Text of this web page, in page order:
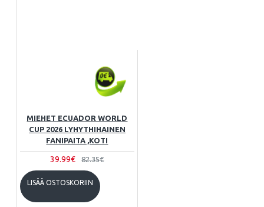
MIEHET ECUADOR WORLD
CUP 2026 LYHYTHIHAINEN
FANIPAITA ,KOTI
39.99€ 82.35€
LISÄÄ OSTOSKORIIN